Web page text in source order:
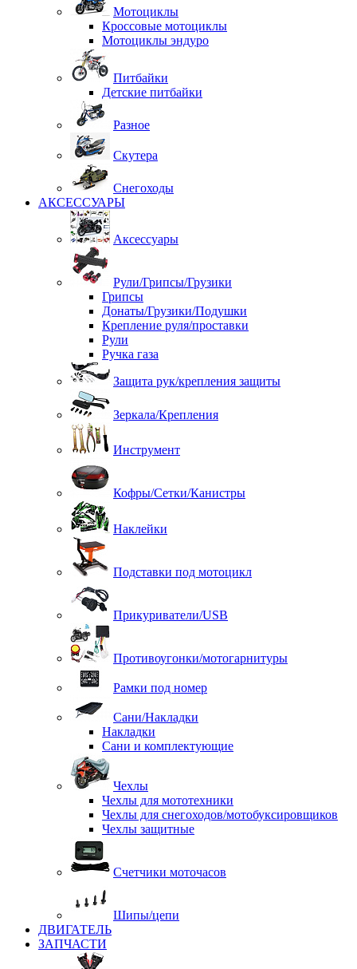
Мотоциклы
Кроссовые мотоциклы
Мотоциклы эндуро
Питбайки
Детские питбайки
Разное
Скутера
Снегоходы
АКСЕССУАРЫ
Аксессуары
Рули/Грипсы/Грузики
Грипсы
Донаты/Грузики/Подушки
Крепление руля/проставки
Рули
Ручка газа
Защита рук/крепления защиты
Зеркала/Крепления
Инструмент
Кофры/Сетки/Канистры
Наклейки
Подставки под мотоцикл
Прикуриватели/USB
Противоугонки/мотогарнитуры
Рамки под номер
Сани/Накладки
Накладки
Сани и комплектующие
Чехлы
Чехлы для мототехники
Чехлы для снегоходов/мотобуксировщиков
Чехлы защитные
Счетчики моточасов
Шипы/цепи
ДВИГАТЕЛЬ
ЗАПЧАСТИ